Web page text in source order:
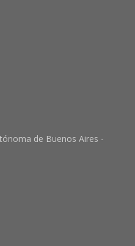
de Buenos Aires -